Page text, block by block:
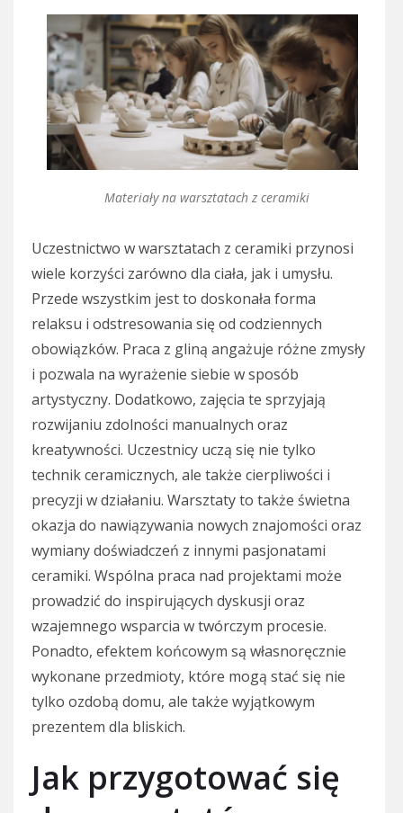
Materiały na warsztatach z ceramiki
Uczestnictwo w warsztatach z ceramiki przynosi
wiele korzyści zarówno dla ciała, jak i umysłu.
Przede wszystkim jest to doskonała forma
relaksu i odstresowania się od codziennych
obowiązków. Praca z gliną angażuje różne zmysły
i pozwala na wyrażenie siebie w sposób
artystyczny. Dodatkowo, zajęcia te sprzyjają
rozwijaniu zdolności manualnych oraz
kreatywności. Uczestnicy uczą się nie tylko
technik ceramicznych, ale także cierpliwości i
precyzji w działaniu. Warsztaty to także świetna
okazja do nawiązywania nowych znajomości oraz
wymiany doświadczeń z innymi pasjonatami
ceramiki. Wspólna praca nad projektami może
prowadzić do inspirujących dyskusji oraz
wzajemnego wsparcia w twórczym procesie.
Ponadto, efektem końcowym są własnoręcznie
wykonane przedmioty, które mogą stać się nie
tylko ozdobą domu, ale także wyjątkowym
prezentem dla bliskich.
Jak przygotować się